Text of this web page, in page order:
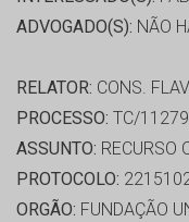
ADVOGADO(S): NÃO
RELATOR: CONS.
PROCESSO: TC/
ASSUNTO: RECURSO
PROTOCOLO:
ORGÃO: FUNDAÇÃO